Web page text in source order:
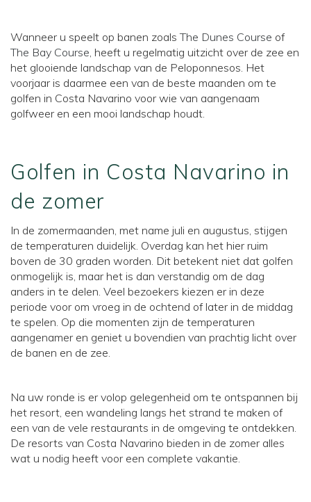
Wanneer u speelt op banen zoalsThe Dunes Course of
The Bay Course , heeft u regelmatig uitzicht over de zee en
het glooiende landschap van de Peloponnesos. Het
voorjaar is daarmee een van de beste maanden om te
golfen in Costa Navarino voor wie van aangenaam
golfweer en een mooi landschap houdt.
Golfen in Costa Navarino in
de zomer
In de zomermaanden, met name juli en augustus, stijgen
de temperaturen duidelijk. Overdag kan het hier ruim
boven de 30 graden worden. Dit betekent niet dat golfen
onmogelijk is, maar het is dan verstandig om de dag
anders in te delen. Veel bezoekers kiezen er in deze
periode voor om vroeg in de ochtend of later in de middag
te spelen. Op die momenten zijn de temperaturen
aangenamer en geniet u bovendien van prachtig licht over
de banen en de zee.
Na uw ronde is er volop gelegenheid om te ontspannen bij
het resort, een wandeling langs het strand te maken of
een van de vele restaurants in de omgeving te ontdekken.
De resorts van Costa Navarino bieden in de zomer alles
wat u nodig heeft voor een complete vakantie.